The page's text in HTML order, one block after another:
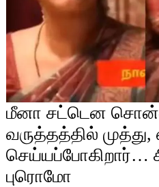
மீனா சட்டென
வருத்தத்தில்
செய்யப்போகிறார்…
புரொமோ